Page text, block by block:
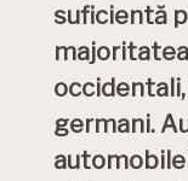
suficientă
germani.